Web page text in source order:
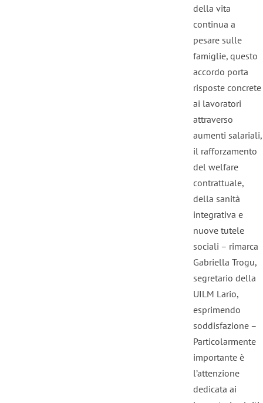
della vita
continua a
pesare sulle
famiglie, questo
accordo porta
risposte concrete
ai lavoratori
attraverso
aumenti salariali,
il rafforzamento
del welfare
contrattuale,
della sanità
integrativa e
nuove tutele
sociali – rimarca
Gabriella Trogu,
segretario della
UILM Lario,
esprimendo
soddisfazione –
Particolarmente
importante è
l’attenzione
dedicata ai